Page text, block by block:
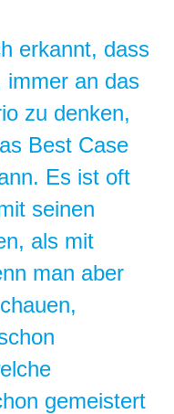
erkannt, dass
immer an das
zu denken,
Best Case
Es ist oft
seinen
als mit
man aber
gemeistert